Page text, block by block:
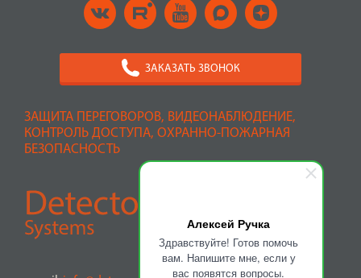
Алексей Ручка
Здравствуйте! Готов помочь
вам. Напишите мне, если у
вас появятся вопросы.
ЗАЩИТА ПЕРЕГОВОРОВ, ВИДЕОНАБЛЮДЕНИЕ,
КОНТРОЛЬ ДОСТУПА, ОХРАННО-ПОЖАРНАЯ
БЕЗОПАСНОСТЬ
ЗАКАЗАТЬ ЗВОНОК